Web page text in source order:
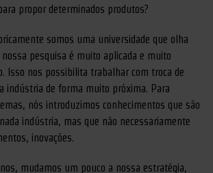
propor determinados produtos?
somos uma universidade que olha
nossa pesquisa é muito aplicada e muito
Isso nos possibilita trabalhar com troca de
indústria de forma muito próxima. Para
nós introduzimos conhecimentos que são
indústria, mas que não necessariamente
inovações.
mudamos um pouco a nossa estratégia,